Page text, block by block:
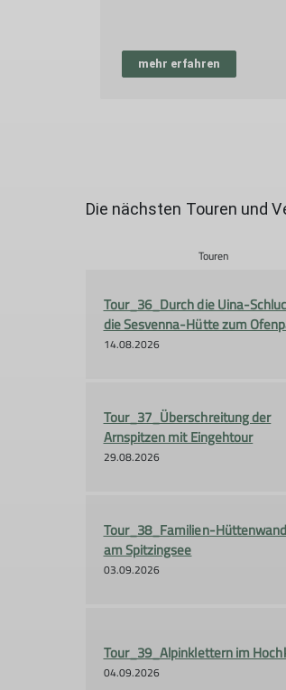
mehr erfahren
Die nächsten Touren und
Touren
Tour_36_Durch die Uina-
die Sesvenna-Hütte zum
14.08.2026
Tour_37_Überschreitung der
Arnspitzen mit Eingehtour
29.08.2026
Tour_38_Familien-
am Spitzingsee
03.09.2026
Tour_39_Alpinklettern im
04.09.2026